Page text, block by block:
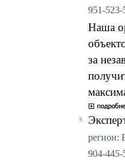
951-
Наша
за
9.
регион:
904-